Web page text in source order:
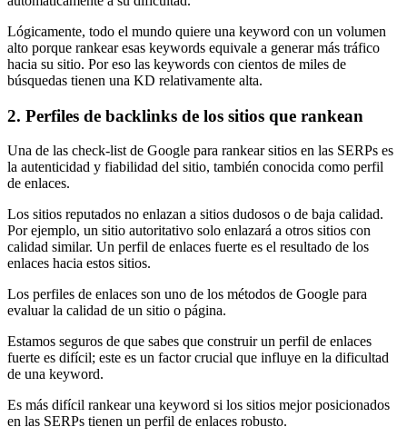
Lógicamente, todo el mundo quiere una keyword con un volumen
alto porque rankear esas keywords equivale a generar más tráfico
hacia su sitio. Por eso las keywords con cientos de miles de
búsquedas tienen una KD relativamente alta.
2. Perfiles de backlinks de los sitios que rankean
Una de las check-list de Google para rankear sitios en las SERPs es
la autenticidad y fiabilidad del sitio, también conocida como perfil
de enlaces.
Los sitios reputados no enlazan a sitios dudosos o de baja calidad.
Por ejemplo, un sitio autoritativo solo enlazará a otros sitios con
calidad similar. Un perfil de enlaces fuerte es el resultado de los
enlaces hacia estos sitios.
Los perfiles de enlaces son uno de los métodos de Google para
evaluar la calidad de un sitio o página.
Estamos seguros de que sabes que construir un perfil de enlaces
fuerte es difícil; este es un factor crucial que influye en la dificultad
de una keyword.
Es más difícil rankear una keyword si los sitios mejor posicionados
en las SERPs tienen un perfil de enlaces robusto.